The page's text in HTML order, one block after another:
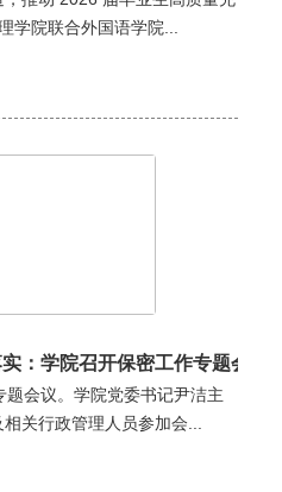
学院联合外国语学院...
：学院召开保密工作专题会议
会议。学院党委书记尹洁主
关行政管理人员参加会...